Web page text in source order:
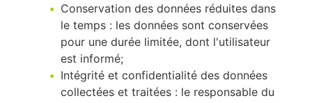
Conservation des données réduites dans
le temps : les données sont conservées
pour une durée limitée, dont l'utilisateur
est informé;
Intégrité et confidentialité des données
collectées et traitées : le responsable du